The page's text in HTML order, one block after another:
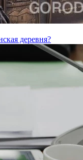
деревня?